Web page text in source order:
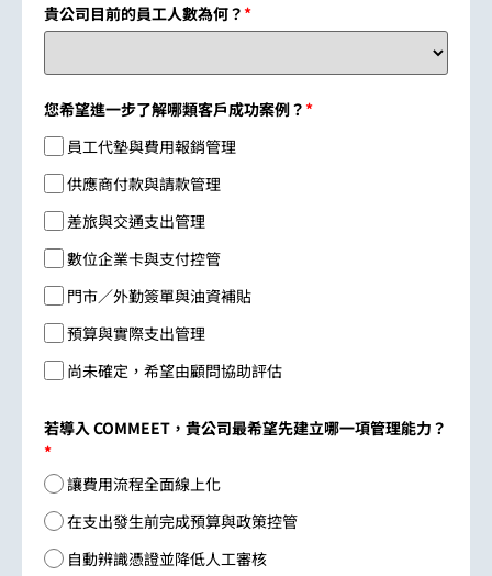
貴公司目前的員工人數為何？*
您希望進一步了解哪類客戶成功案例？*
員工代墊與費用報銷管理
供應商付款與請款管理
差旅與交通支出管理
數位企業卡與支付控管
門市／外勤簽單與油資補貼
預算與實際支出管理
尚未確定，希望由顧問協助評估
若導入 COMMEET，貴公司最希望先建立哪一項管理能力？
*
讓費用流程全面線上化
在支出發生前完成預算與政策控管
自動辨識憑證並降低人工審核